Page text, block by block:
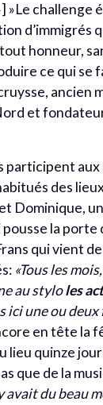
»Le challenge
d’immigrés
honneur,
ce qui se
ancien
et
participent
des
Dominique,
la porte
qui vient
«Tous les
au styloles
ici une ou
en tête la
lieu quinze
que de la
avait du beau